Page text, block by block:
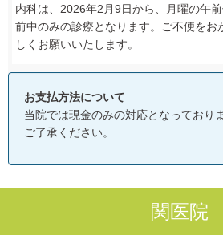
内科は、2026年2月9日から、月曜の午
前中のみの診療となります。ご不便をお
しくお願いいたします。
お支払方法について
当院では現金のみの対応となっておりま
ご了承ください。
関医院